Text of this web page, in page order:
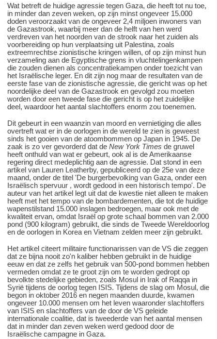
Wat betreft de huidige agressie tegen Gaza, die heeft tot nu toe,
in minder dan zeven weken, op zijn minst ongeveer 15.000
doden veroorzaakt van de ongeveer 2,4 miljoen inwoners van
de Gazastrook, waarbij meer dan de helft van hen werd
verdreven van het noorden van de strook naar het zuiden als
voorbereiding op hun verplaatsing uit Palestina, zoals
extreemrechtse zionistische kringen willen, of op zijn minst hun
verzameling aan de Egyptische grens in vluchtelingenkampen
die zouden dienen als concentratiekampen onder toezicht van
het Israëlische leger. En dit zijn nog maar de resultaten van de
eerste fase van de zionistische agressie, die gericht was op het
noordelijke deel van de Gazastrook en gevolgd zou moeten
worden door een tweede fase die gericht is op het zuidelijke
deel, waardoor het aantal slachtoffers enorm zou toenemen.
Dit gebeurt in een waanzin van moord en vernietiging die alles
overtreft wat er in de oorlogen in de wereld te zien is geweest
sinds het gooien van de atoombommen op Japan in 1945. De
zaak is zo ver gevorderd dat de New York Times de gruwel
heeft onthuld van wat er gebeurt, ook al is de Amerikaanse
regering direct medeplichtig aan de agressie. Dat stond in een
artikel van Lauren Leatherby, gepubliceerd op de 25e van deze
maand, onder de titel 'De burgerbevolking van Gaza, onder een
Israëlisch spervuur , wordt gedood in een historisch tempo'. De
auteur van het artikel legt uit dat de kwestie niet alleen te maken
heeft met het tempo van de bombardementen, die tot de huidige
wapenstilstand 15.000 inslagen bedroegen, maar ook met de
kwaliteit ervan, omdat Israël op grote schaal bommen van 2.000
pond (900 kilogram) gebruikt, die sinds de Tweede Wereldoorlog
en de oorlogen in Korea en Vietnam zelden meer zijn gebruikt.
Het artikel citeert militaire functionarissen van de VS die zeggen
dat ze bijna nooit zo'n kaliber hebben gebruikt in de huidige
eeuw en dat ze zelfs het gebruik van 500-pond bommen hebben
vermeden omdat ze te groot zijn om te worden gedropt op
bevolkte stedelijke gebieden, zoals Mosul in Irak of Raqqa in
Syrië tijdens de oorlog tegen ISIS. Tijdens de slag om Mosul, die
begon in oktober 2016 en negen maanden duurde, kwamen
ongeveer 10.000 mensen om het leven waaronder slachtoffers
van ISIS en slachtoffers van de door de VS geleide
internationale coalitie, dat is tweederde van het aantal mensen
dat in minder dan zeven weken werd gedood door de
Israëlische campagne in Gaza.